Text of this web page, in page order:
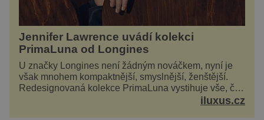
Jennifer Lawrence uvádí kolekci
PrimaLuna od Longines
U značky Longines není žádným nováčkem, nyní je
však mnohem kompaktnější, smyslnější, ženštější.
Redesignovaná kolekce PrimaLuna vystihuje vše, čím
je značka Longines dnes a čím byla i před stoiluxus.cz